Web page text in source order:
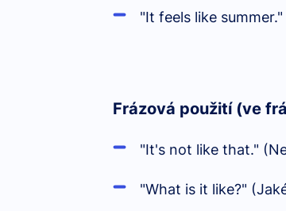
"It feels like
Frázová použití (ve
"It's not like that."
"What is it like?"